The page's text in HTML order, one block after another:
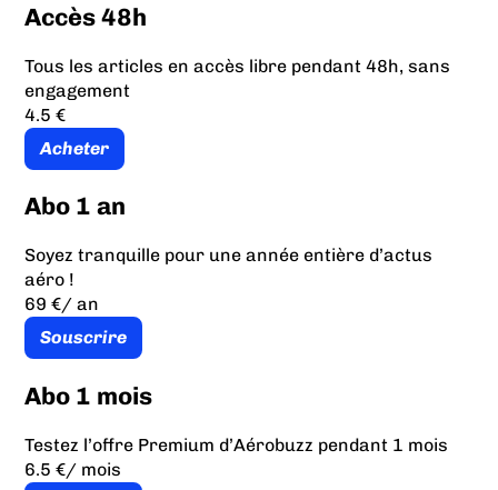
Accès 48h
Tous les articles en accès libre pendant 48h, sans
engagement
4.5 €
Acheter
Abo 1 an
Soyez tranquille pour une année entière d’actus
aéro !
69 €/ an
Souscrire
Abo 1 mois
Testez l’offre Premium d’Aérobuzz pendant 1 mois
6.5 €/ mois